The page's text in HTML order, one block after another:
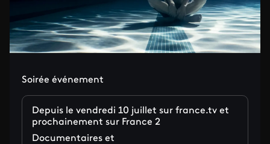
Soirée événement
Depuis le vendredi 10 juillet sur france.tv et
prochainement sur France 2
Documentaires et